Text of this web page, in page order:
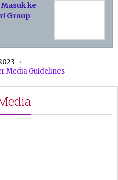
ke
Group
Media Guidelines